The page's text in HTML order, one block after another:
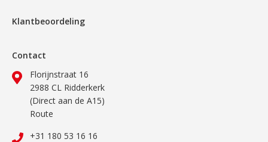
Klantbeoordeling
Contact
Florijnstraat 16
2988 CL Ridderkerk
(Direct aan de A15)
Route
+31 180 53 16 16